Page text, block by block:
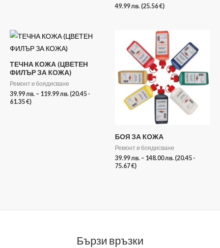
49.99лв. (25.56 €)
ТЕЧНА КОЖА (ЦВЕТЕН
ФИЛЪР ЗА КОЖА)
Ремонт и боядисване
39.99лв. – 119.99лв.
Price
range:
119.99 лв.
(20.45 -
61.35 €)
БОЯ ЗА КОЖА
Ремонт и боядисване
39.99лв. – 148.00лв.
range:
39.99 лв.
through
148.00 лв.
(20.45 -
75.67 €)
Бързи връзки